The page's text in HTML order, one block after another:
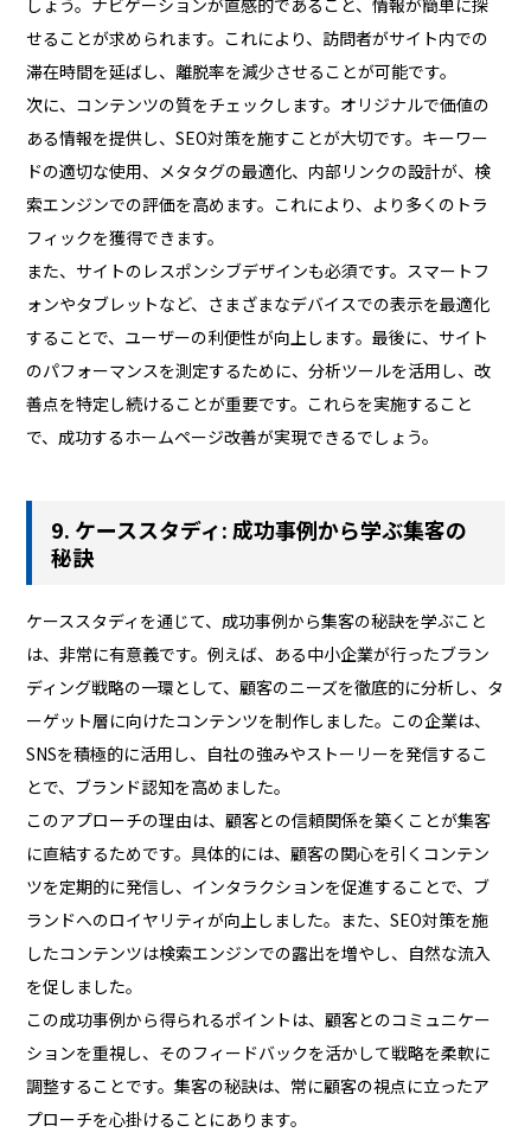
せることが求められます。これにより、訪問者がサイト内での
滞在時間を延ばし、離脱率を減少させることが可能です。
次に、コンテンツの質をチェックします。オリジナルで価値の
ある情報を提供し、SEO対策を施すことが大切です。キーワー
ドの適切な使用、メタタグの最適化、内部リンクの設計が、検
索エンジンでの評価を高めます。これにより、より多くのトラ
フィックを獲得できます。
また、サイトのレスポンシブデザインも必須です。スマートフ
ォンやタブレットなど、さまざまなデバイスでの表示を最適化
することで、ユーザーの利便性が向上します。最後に、サイト
のパフォーマンスを測定するために、分析ツールを活用し、改
善点を特定し続けることが重要です。これらを実施すること
で、成功するホームページ改善が実現できるでしょう。
9. ケーススタディ: 成功事例から学ぶ集客の
秘訣
ケーススタディを通じて、成功事例から集客の秘訣を学ぶこと
は、非常に有意義です。例えば、ある中小企業が行ったブラン
ディング戦略の一環として、顧客のニーズを徹底的に分析し、タ
ーゲット層に向けたコンテンツを制作しました。この企業は、
SNSを積極的に活用し、自社の強みやストーリーを発信するこ
とで、ブランド認知を高めました。
このアプローチの理由は、顧客との信頼関係を築くことが集客
に直結するためです。具体的には、顧客の関心を引くコンテン
ツを定期的に発信し、インタラクションを促進することで、ブ
ランドへのロイヤリティが向上しました。また、SEO対策を施
したコンテンツは検索エンジンでの露出を増やし、自然な流入
を促しました。
この成功事例から得られるポイントは、顧客とのコミュニケー
ションを重視し、そのフィードバックを活かして戦略を柔軟に
調整することです。集客の秘訣は、常に顧客の視点に立ったア
プローチを心掛けることにあります。